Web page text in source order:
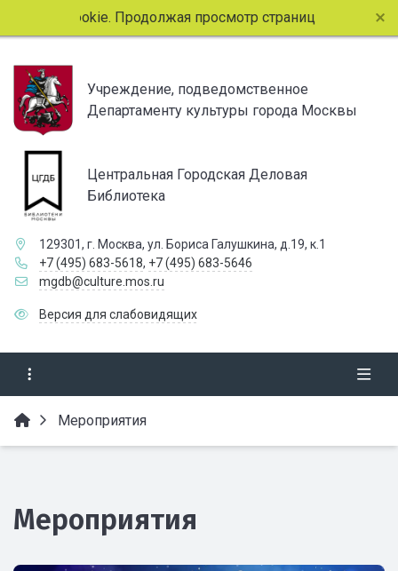
cookie. Продолжая просмотр страниц сайта, вы
Учреждение, подведомственное
Департаменту культуры города Москвы
Центральная Городская Деловая
Библиотека
129301, г. Москва, ул. Бориса Галушкина, д.19, к.1
+7 (495) 683-5618, +7 (495) 683-5646
mgdb@culture.mos.ru
Версия для слабовидящих
Мероприятия
Мероприятия